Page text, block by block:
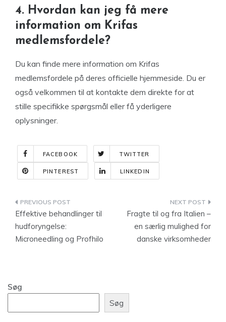
4. Hvordan kan jeg få mere
information om Krifas
medlemsfordele?
Du kan finde mere information om Krifas
medlemsfordele på deres officielle hjemmeside. Du er
også velkommen til at kontakte dem direkte for at
stille specifikke spørgsmål eller få yderligere
oplysninger.
FACEBOOK TWITTER
PINTEREST LINKEDIN
Indlægsnavigation
Effektive behandlinger til
hudforyngelse:
Microneedling og Profhilo
Fragte til og fra Italien –
en særlig mulighed for
danske virksomheder
Søg
Søg